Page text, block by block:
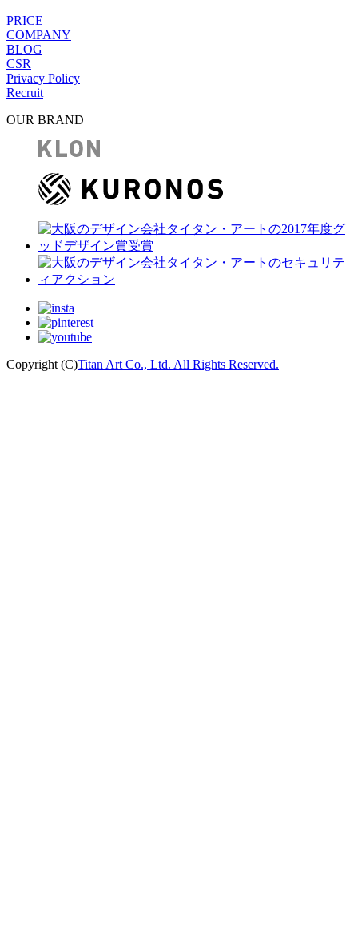
PRICE
COMPANY
BLOG
CSR
Privacy Policy
Recruit
OUR BRAND
Copyright (C)Titan Art Co., Ltd. All Rights Reserved.